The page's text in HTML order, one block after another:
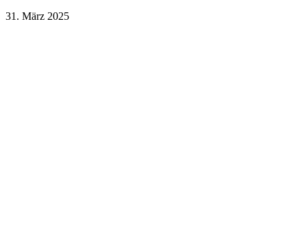
31. März 2025